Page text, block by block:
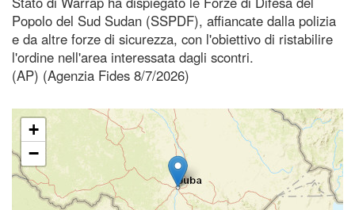
Popolo del Sud Sudan (SSPDF), affiancate dalla polizia
e da altre forze di sicurezza, con l'obiettivo di ristabilire
l'ordine nell'area interessata dagli scontri.
(AP) (Agenzia Fides 8/7/2026)
+
−